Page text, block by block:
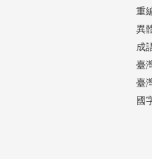
重
異
成
臺
臺
國